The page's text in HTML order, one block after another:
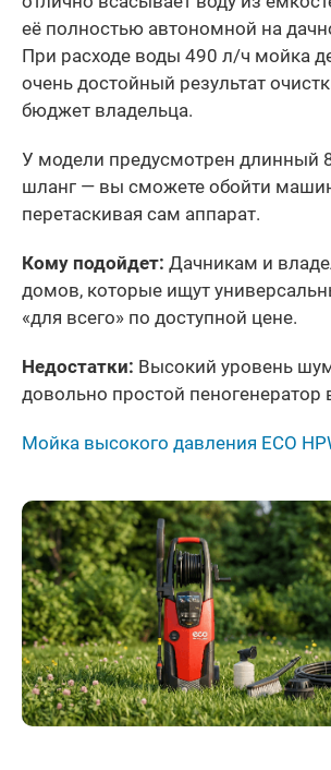
её полностью автономной на
При расходе воды 490 л/ч мойка
очень достойный результат
бюджет владельца.
У модели предусмотрен длинный
шланг — вы сможете обойти
перетаскивая сам аппарат.
Кому подойдет: Дачникам и
домов, которые ищут
«для всего» по доступной цене.
Недостатки: Высокий уровень
довольно простой пеногенератор
Мойка высокого давления ECO